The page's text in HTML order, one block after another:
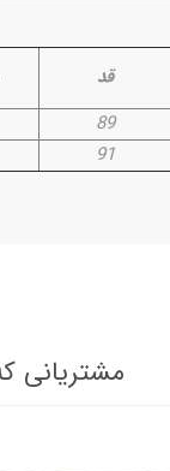
قد
89
91
مشتریانی